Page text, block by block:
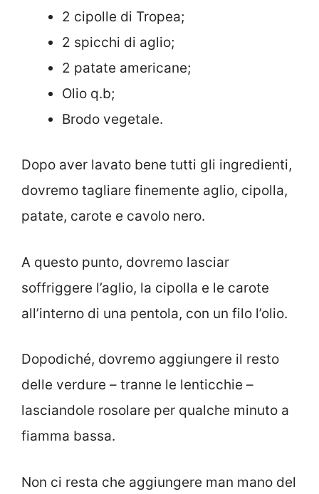
2 cipolle di Tropea;
2 spicchi di aglio;
2 patate americane;
Olio q.b;
Brodo vegetale.
Dopo aver lavato bene tutti gli ingredienti,
dovremo tagliare finemente aglio, cipolla,
patate, carote e cavolo nero.
A questo punto, dovremo lasciar
soffriggere l’aglio, la cipolla e le carote
all’interno di una pentola, con un filo l’olio.
Dopodiché, dovremo aggiungere il resto
delle verdure – tranne le lenticchie –
lasciandole rosolare per qualche minuto a
fiamma bassa.
Non ci resta che aggiungere man mano del